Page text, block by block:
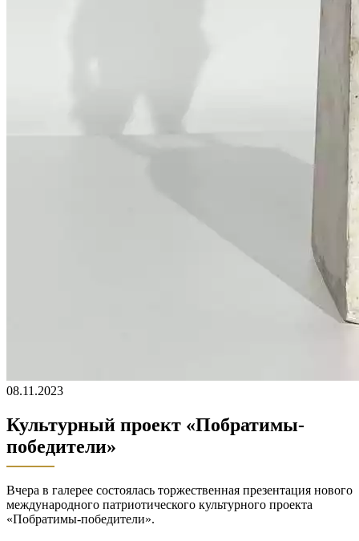
08.11.2023
Культурный проект «Побратимы-
победители»
Вчера в галерее состоялась торжественная презентация нового
международного патриотического культурного проекта
«Побратимы-победители».